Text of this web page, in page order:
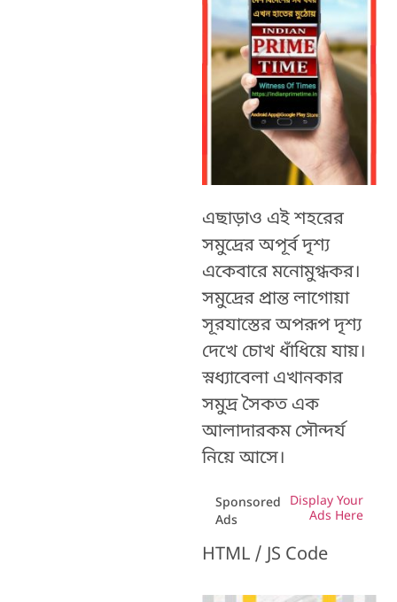
এছাড়াও এই শহরের
সমুদ্রের অপূর্ব দৃশ্য
একেবারে মনোমুগ্ধকর।
সমুদ্রের প্রান্ত লাগোয়া
সূরযাস্তের অপরূপ দৃশ্য
দেখে চোখ ধাঁধিয়ে যায়।
স্নধ্যাবেলা এখানকার
সমুদ্র সৈকত এক
আলাদারকম সৌন্দর্য
নিয়ে আসে।
Sponsored
Ads
Display Your
Ads Here
HTML / JS Code